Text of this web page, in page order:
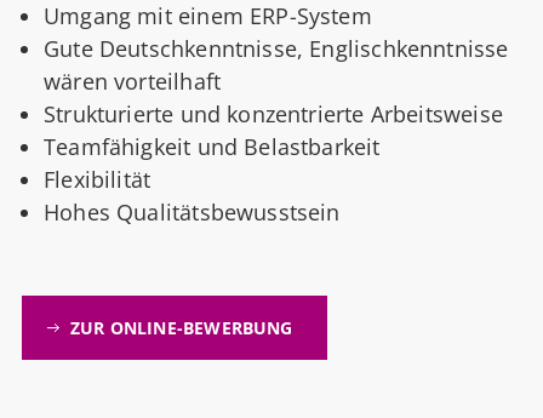
Umgang mit einem ERP-System
Gute Deutschkenntnisse, Englischkenntnisse
wären vorteilhaft
Strukturierte und konzentrierte Arbeitsweise
Teamfähigkeit und Belastbarkeit
Flexibilität
Hohes Qualitätsbewusstsein
ZUR ONLINE-BEWERBUNG